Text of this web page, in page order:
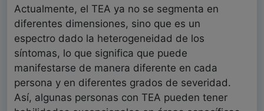
Actualmente, el TEA ya no se segmenta en
diferentes dimensiones, sino que es un
espectro dado la heterogeneidad de los
síntomas, lo que significa que puede
manifestarse de manera diferente en cada
persona y en diferentes grados de severidad.
Así, algunas personas con TEA pueden tener